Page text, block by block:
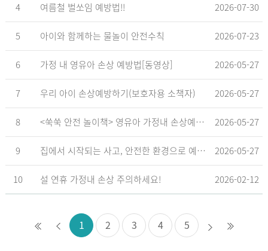
4 여름철 벌쏘임 예방법!! 2026-07-30
5 아이와 함께하는 물놀이 안전수칙 2026-07-23
6 가정 내 영유아 손상 예방법[동영상] 2026-05-27
7 우리 아이 손상예방하기(보호자용 소책자) 2026-05-27
8 <쑥쑥 안전 놀이책> 영유아 가정내 손상예방_영유아 놀이형 교육 교재 2026-05-27
9 집에서 시작되는 사고, 안전한 환경으로 예방해요 2026-05-27
10 설 연휴 가정내 손상 주의하세요! 2026-02-12
1 2 3 4 5